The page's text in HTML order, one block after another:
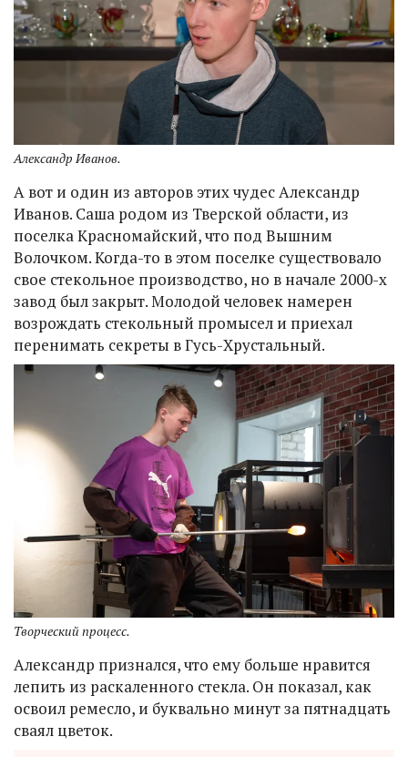
Александр Иванов.
А вот и один из авторов этих чудес Александр
Иванов. Саша родом из Тверской области, из
поселка Красномайский, что под Вышним
Волочком. Когда-то в этом поселке существовало
свое стекольное производство, но в начале 2000-х
завод был закрыт. Молодой человек намерен
возрождать стекольный промысел и приехал
перенимать секреты в Гусь-Хрустальный.
Творческий процесс.
Александр признался, что ему больше нравится
лепить из раскаленного стекла. Он показал, как
освоил ремесло, и буквально минут за пятнадцать
сваял цветок.